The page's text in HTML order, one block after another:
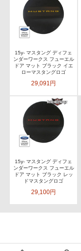
15y- マスタング ディフェ
ンダーワークス フューエル
ドア マット ブラック イエ
ローマスタングロゴ
29,091円
15y- マスタング ディフェ
ンダーワークス フューエル
ドア マット ブラック レッ
ドマスタングロゴ
29,100円